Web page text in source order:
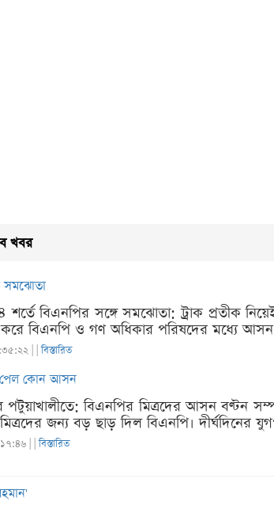
খবর
সমঝোতা
৪ শর্তে বিএনপির সঙ্গে সমঝোতা: ট্রাক প্রতীক
করে বিএনপি ও গণ অধিকার পরিষদের মধ্যে
| |বিস্তারিত
পেল কোন আসন
পটুয়াখালীতে: বিএনপির মিত্রদের আসন বণ্টন
জন্য বড় ছাড় দিল বিএনপি।
| |বিস্তারিত